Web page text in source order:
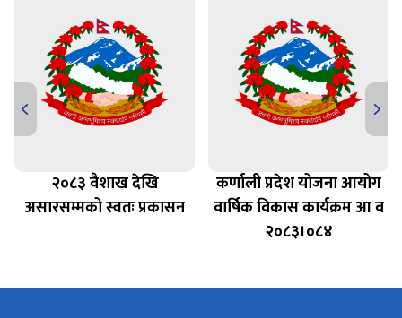
२०८३ वैशाख देखि
असारसम्मको स्वतः प्रकासन
कर्णाली प्रदेश योजना आयोग
वार्षिक विकास कार्यक्रम आ व
२०८३।०८४